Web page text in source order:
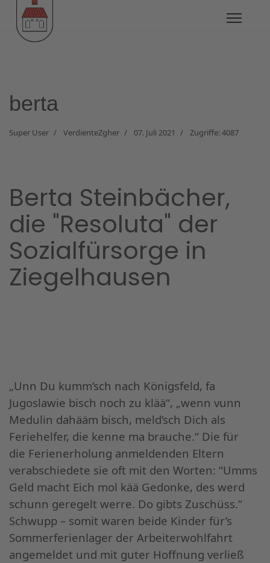
berta
Super User VerdienteZgher 07. Juli 2021 Zugriffe: 4087
Berta Steinbächer,
die "Resoluta" der
Sozialfürsorge in
Ziegelhausen
„Unn Du kumm’sch nach Königsfeld, fa
Jugoslawie bisch noch zu klää“, „wenn vunn
Medulin dahääm bisch, meld’sch Dich als
Feriehelfer, die kenne ma brauche.“ Die für
die Ferienerholung anmeldenden Eltern
verabschiedete sie oft mit den Worten: “Umms
Geld macht Eich mol kää Gedonke, des werd
schunn geregelt werre. Do gibts Zuschüss.“
Schwupp – somit waren beide Kinder für’s
Sommerferienlager der Arbeiterwohlfahrt
angemeldet und mit guter Hoffnung verließ